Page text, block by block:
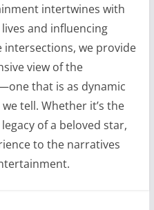
intertwines with
and influencing
intersections, we provide
view of the
that is as dynamic
tell. Whether it’s the
of a beloved star,
to the narratives